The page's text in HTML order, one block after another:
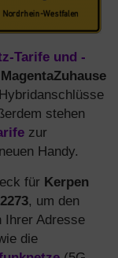
Tarife und -
MagentaZuhause
stehen
zur
Handy.
für Kerpen
, um den
Ihrer Adresse
die